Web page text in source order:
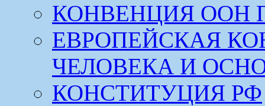
КОНВЕНЦИЯ ООН
ЕВРОПЕЙСКАЯ
ЧЕЛОВЕКА И
КОНСТИТУЦИЯ РФ